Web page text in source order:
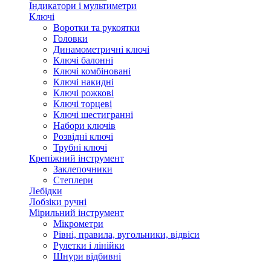
Індикатори і мультиметри
Ключі
Воротки та рукоятки
Головки
Динамометричні ключі
Ключі балонні
Ключі комбіновані
Ключі накидні
Ключі рожкові
Ключі торцеві
Ключі шестигранні
Набори ключів
Розвідні ключі
Трубні ключі
Крепіжний інструмент
Заклепочники
Степлери
Лебідки
Лобзіки ручні
Мірильний інструмент
Мікрометри
Рівні, правила, вугольники, відвіси
Рулетки і лінійки
Шнури відбивні